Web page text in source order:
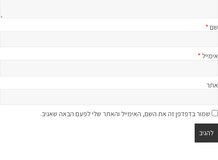
שם*
אימייל *
אתר
שמור בדפדפן זה את השם, האימייל והאתר שלי לפעם הבאה שאגיב.